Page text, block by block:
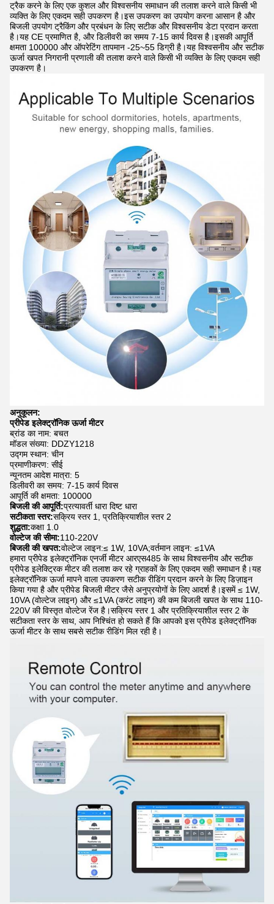
ट्रैक करने के लिए एक कुशल और विश्वसनीय समाधान की तलाश करने वाले किसी भी
व्यक्ति के लिए एकदम सही उपकरण है।इस उपकरण का उपयोग करना आसान है और
बिजली उपयोग ट्रैकिंग और प्रबंधन के लिए सटीक और विश्वसनीय डेटा प्रदान करता
है।यह CE प्रमाणित है, और डिलीवरी का समय 7-15 कार्य दिवस है।इसकी आपूर्ति
क्षमता 100000 और ऑपरेटिंग तापमान -25~55 डिग्री है।यह विश्वसनीय और सटीक
ऊर्जा खपत निगरानी प्रणाली की तलाश करने वाले किसी भी व्यक्ति के लिए एकदम सही
उपकरण है।
अनुकूलन:
प्रीपेड इलेक्ट्रॉनिक ऊर्जा मीटर
ब्रांड का नाम: बचत
मॉडल संख्या: DDZY1218
उद्गम स्थान: चीन
प्रमाणीकरण: सीई
न्यूनतम आदेश मात्रा: 5
डिलीवरी का समय: 7-15 कार्य दिवस
आपूर्ति की क्षमता: 100000
बिजली की आपूर्ति:प्रत्यावर्ती धारा दिष्ट धारा
सटीकता स्तर:सक्रिय स्तर 1, प्रतिक्रियाशील स्तर 2
शुद्धता:कक्षा 1.0
वोल्टेज की सीमा:110-220V
बिजली की खपत:वोल्टेज लाइन:≤ 1W, 10VA;वर्तमान लाइन: ≤1VA
हमारा प्रीपेड इलेक्ट्रॉनिक एनर्जी मीटर आरएस485 के साथ विश्वसनीय और सटीक
प्रीपेड इलेक्ट्रिक मीटर की तलाश कर रहे ग्राहकों के लिए एकदम सही समाधान है।यह
इलेक्ट्रॉनिक ऊर्जा मापने वाला उपकरण सटीक रीडिंग प्रदान करने के लिए डिज़ाइन
किया गया है और प्रीपेड बिजली मीटर जैसे अनुप्रयोगों के लिए आदर्श है।इसमें ≤ 1W,
10VA (वोल्टेज लाइन) और ≤1VA (करंट लाइन) की कम बिजली खपत के साथ 110-
220V की विस्तृत वोल्टेज रेंज है।सक्रिय स्तर 1 और प्रतिक्रियाशील स्तर 2 के
सटीकता स्तर के साथ, आप निश्चिंत हो सकते हैं कि आपको इस प्रीपेड इलेक्ट्रॉनिक
ऊर्जा मीटर के साथ सबसे सटीक रीडिंग मिल रही है।